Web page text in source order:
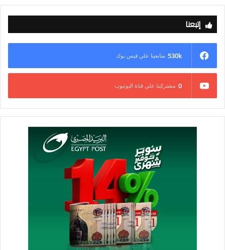
إتبعنا
530k متابعينا علي فيس بوك
0 مشتركينا علي قناة اليوتيوب